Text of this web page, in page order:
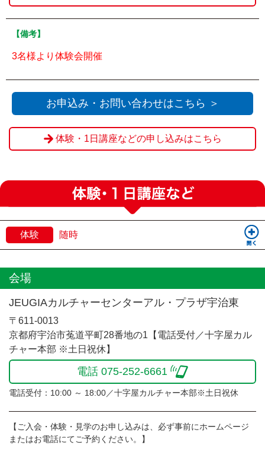
【備考】
3名様より体験会開催
お申込み・お問い合わせはこちら ＞
体験・1日講座などの申し込みはこちら
体験 随時
会場
JEUGIAカルチャーセンターアル・プラザ宇治東
〒611-0013
京都府宇治市菟道平町28番地の1【電話受付／十字屋カル
チャー本部 ※土日祝休】
電話 075-252-6661
電話受付：10:00 ～ 18:00／十字屋カルチャー本部※土日祝休
【ご入会・体験・見学のお申し込みは、必ず事前にホームページ
またはお電話にてご予約ください。】